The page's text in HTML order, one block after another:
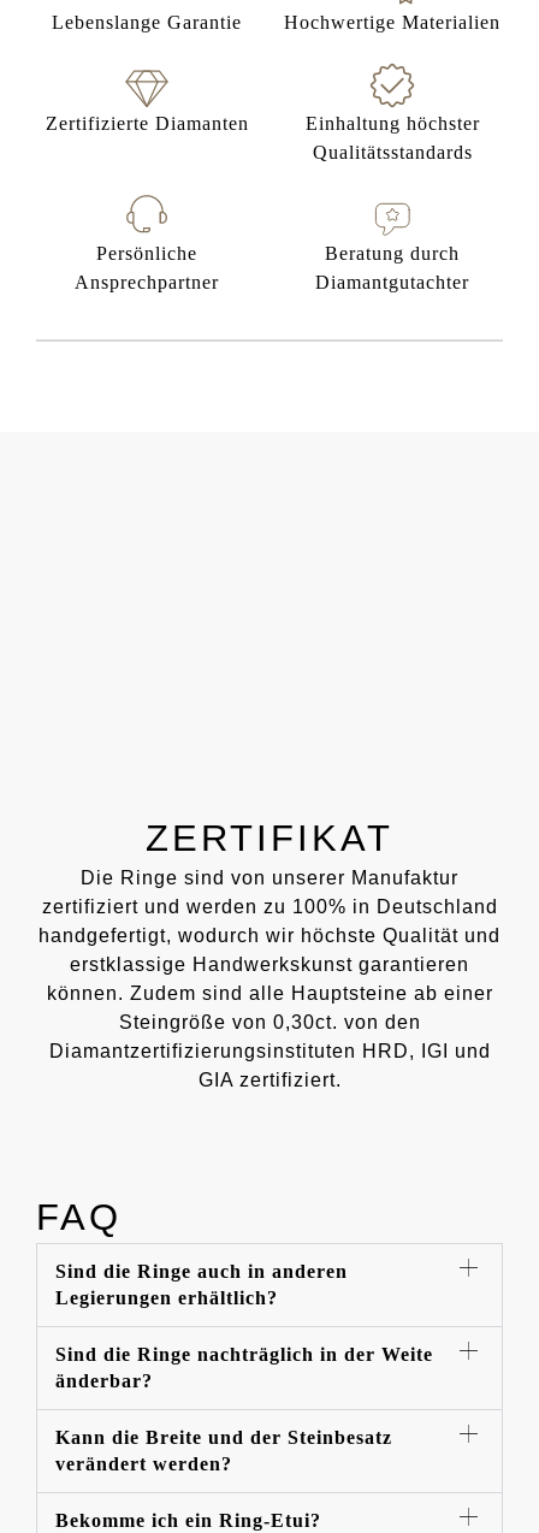
Lebenslange Garantie Hochwertige Materialien
Zertifizierte Diamanten
Einhaltung höchster
Qualitätsstandards
Persönliche
Ansprechpartner
Beratung durch
Diamantgutachter
ZERTIFIKAT
Die Ringe sind von unserer Manufaktur
zertifiziert und werden zu 100% in Deutschland
handgefertigt, wodurch wir höchste Qualität und
erstklassige Handwerkskunst garantieren
können. Zudem sind alle Hauptsteine ab einer
Steingröße von 0,30ct. von den
Diamantzertifizierungsinstituten HRD, IGI und
GIA zertifiziert.
FAQ
Sind die Ringe auch in anderen
Legierungen erhältlich?
Sind die Ringe nachträglich in der Weite
änderbar?
Kann die Breite und der Steinbesatz
verändert werden?
Bekomme ich ein Ring-Etui?